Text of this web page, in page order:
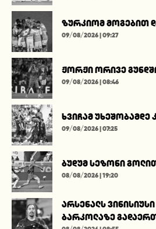
ზურკიომ მოგებით
09/08/2026 | 09:27
ჟორჟი ორივე
09/08/2026 | 08:46
ხვიჩამ უხეშობამდე
09/08/2026 | 07:25
ბუდუმ სეზონი
08/08/2026 | 19:20
არსენალს
ბარკოლაზე